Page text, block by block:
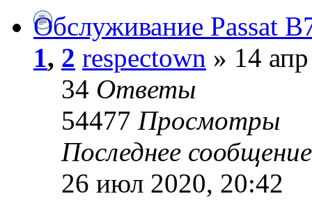
Обслуживание Passat
1, 2 respectown » 14
34 Ответы
54477 Просмотры
Последнее
26 июл 2020, 20:42